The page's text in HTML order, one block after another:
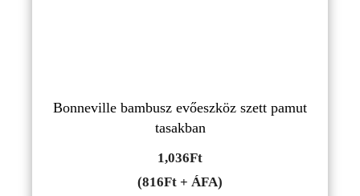
Bonneville bambusz evőeszköz szett pamut
tasakban
1,036Ft
(816Ft + ÁFA)